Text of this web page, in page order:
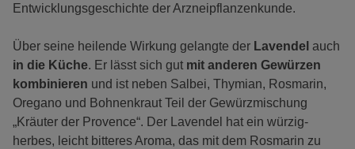
Entwicklungsgeschichte der Arzneipflanzenkunde.
Über seine heilende Wirkung gelangte der Lavendel auch
in die Küche. Er lässt sich gut mit anderen Gewürzen
kombinieren und ist neben Salbei, Thymian, Rosmarin,
Oregano und Bohnenkraut Teil der Gewürzmischung
„Kräuter der Provence“. Der Lavendel hat ein würzig-
herbes, leicht bitteres Aroma, das mit dem Rosmarin zu